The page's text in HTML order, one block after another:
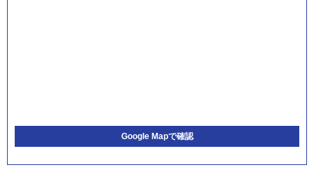
Google Mapで確認